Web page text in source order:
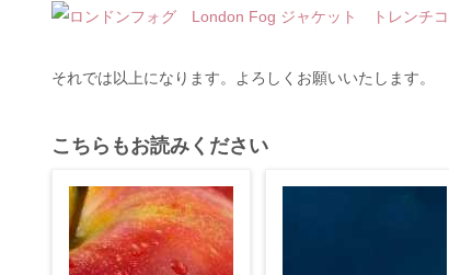
それでは以上になります。よろしくお願いいたします。
こちらもお読みください